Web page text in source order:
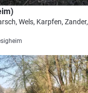
Wels, Karpfen, Zander,